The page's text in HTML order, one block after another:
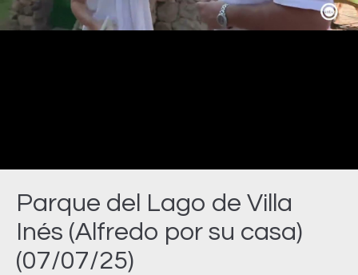
Parque del Lago de Villa
Inés (Alfredo por su casa)
(07/07/25)
Video